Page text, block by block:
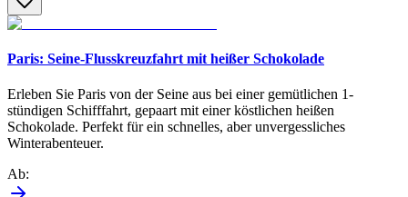
Paris: Seine-Flusskreuzfahrt mit heißer Schokolade
Erleben Sie Paris von der Seine aus bei einer gemütlichen 1-
stündigen Schifffahrt, gepaart mit einer köstlichen heißen
Schokolade. Perfekt für ein schnelles, aber unvergessliches
Winterabenteuer.
Ab: